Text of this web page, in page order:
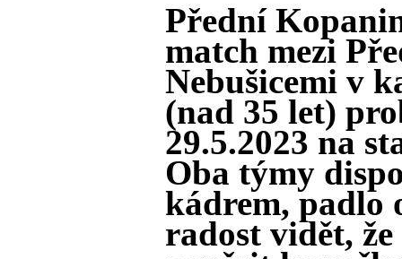
Přední
match mezi
Nebušicemi v
(nad 35 let)
29.5.2023 na
Oba týmy
kádrem, padlo
radost vidět,